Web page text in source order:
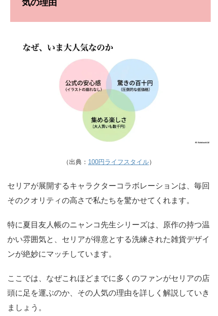
気の理由
（出典： 100円ライフスタイル）
セリアが展開するキャラクターコラボレーションは、毎回
そのクオリティの高さで私たちを驚かせてくれます。
特に夏目友人帳のニャンコ先生シリーズは、原作の持つ温
かい雰囲気と、セリアが得意とする洗練された雑貨デザイ
ンが絶妙にマッチしています。
ここでは、なぜこれほどまでに多くのファンがセリアの店
頭に足を運ぶのか、その人気の理由を詳しく解説していき
ましょう。